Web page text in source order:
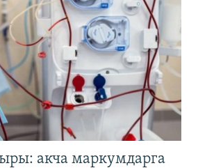
акча маркумдарга